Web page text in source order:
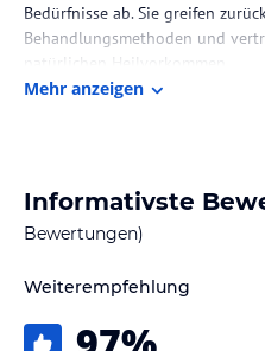
Bedürfnisse ab. Sie greifen
Behandlungsmethoden und
natürlichen Heilvorkommen.
Die Lage des Hotels
Mit dem Auto erfolgt die Anreise
Klagenfurt halten IC und EC.
Taxitransfer vom Bahnhof
nächstgelegene Flughafen ist
Mehr anzeigen
Informativste
Bewertungen)
Weiterempfehlung